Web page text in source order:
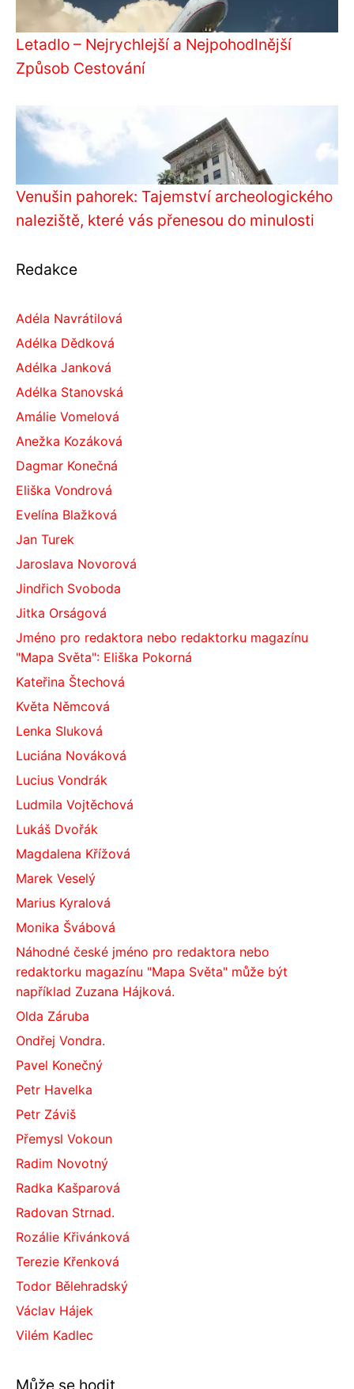
Letadlo – Nejrychlejší a Nejpohodlnější
Způsob Cestování
Venušin pahorek: Tajemství archeologického
naleziště, které vás přenesou do minulosti
Redakce
Adéla Navrátilová
Adélka Dědková
Adélka Janková
Adélka Stanovská
Amálie Vomelová
Anežka Kozáková
Dagmar Konečná
Eliška Vondrová
Evelína Blažková
Jan Turek
Jaroslava Novorová
Jindřich Svoboda
Jitka Orságová
Jméno pro redaktora nebo redaktorku magazínu
"Mapa Světa": Eliška Pokorná
Kateřina Štechová
Květa Němcová
Lenka Sluková
Luciána Nováková
Lucius Vondrák
Ludmila Vojtěchová
Lukáš Dvořák
Magdalena Křížová
Marek Veselý
Marius Kyralová
Monika Švábová
Náhodné české jméno pro redaktora nebo
redaktorku magazínu "Mapa Světa" může být
například Zuzana Hájková.
Olda Záruba
Ondřej Vondra.
Pavel Konečný
Petr Havelka
Petr Záviš
Přemysl Vokoun
Radim Novotný
Radka Kašparová
Radovan Strnad.
Rozálie Křivánková
Terezie Křenková
Todor Bělehradský
Václav Hájek
Vilém Kadlec
Může se hodit